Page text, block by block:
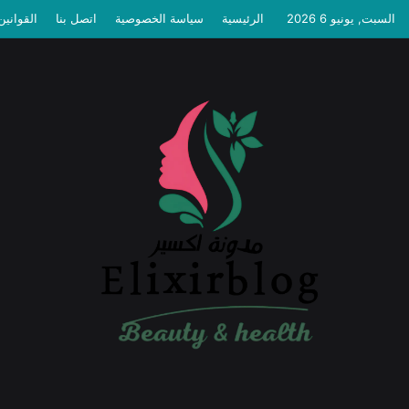
السبت, يونيو 6 2026 الرئيسية سياسة الخصوصية اتصل بنا